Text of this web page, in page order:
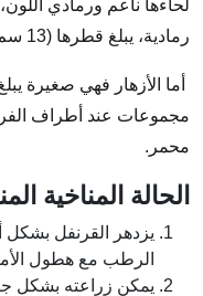
لحاءها ناعم ورمادي
رمادية، يبلغ قطرها (13 سم) تبدو مثل أوراق الغار،
مجموعات عند أطراف
محمر.
الحالة المناخية
يزدهر القرنفل بشكل
الرطب مع هطول الأمطار
يمكن زراعته بشكل